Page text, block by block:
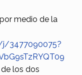
medio de la
3477090075?
los dos